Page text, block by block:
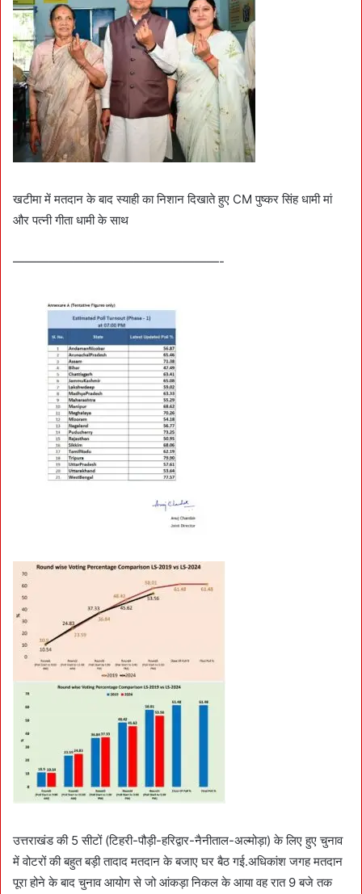
खटीमा में मतदान के बाद स्याही का निशान दिखाते हुए CM पुष्कर सिंह धामी मां
और पत्नी गीता धामी के साथ
—————————————————-
उत्तराखंड की 5 सीटों (टिहरी-पौड़ी-हरिद्वार-नैनीताल-अल्मोड़ा) के लिए हुए चुनाव
में वोटरों की बहुत बड़ी तादाद मतदान के बजाए घर बैठ गई.अधिकांश जगह मतदान
पूरा होने के बाद चुनाव आयोग से जो आंकड़ा निकल के आया वह रात 9 बजे तक